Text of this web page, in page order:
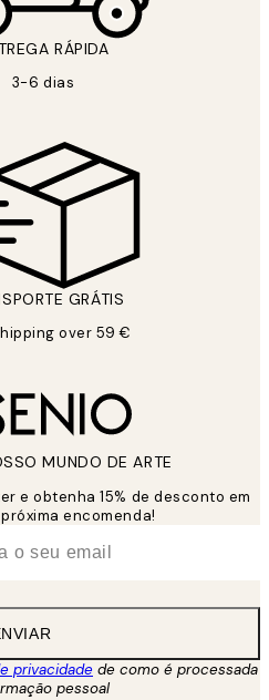
RÁPIDA
3-6 dias
GRÁTIS
over 59 €
MUNDO DE ARTE
e obtenha 15% de desconto em
encomenda!
privacidade de como é processada
pessoal